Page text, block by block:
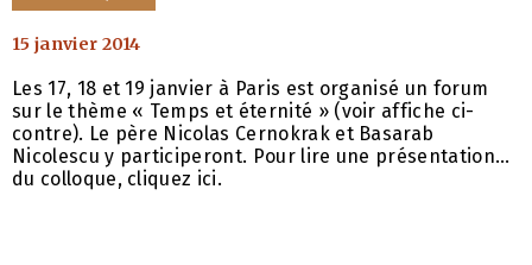
15 janvier 2014
Les 17, 18 et 19 janvier à Paris est organisé un forum
sur le thème « Temps et éternité » (voir affiche ci-
contre). Le père Nicolas Cernokrak et Basarab
Nicolescu y participeront. Pour lire une présentation
du colloque, cliquez ici.